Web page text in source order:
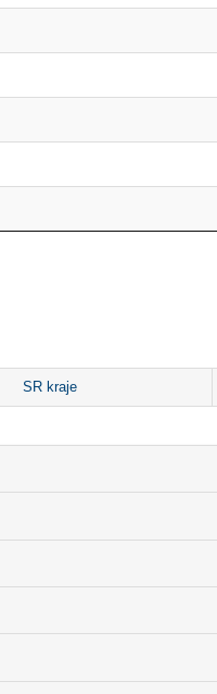
SR kraje